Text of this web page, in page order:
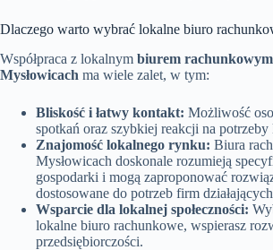
Dlaczego warto wybrać lokalne biuro
Współpraca z lokalnym biurem
Mysłowicach ma wiele zalet, w tym:
Bliskość i łatwy kontakt: Możliwość
spotkań oraz szybkiej reakcji na potrzeby
Znajomość lokalnego rynku: Biura
Mysłowicach doskonale rozumieją
gospodarki i mogą zaproponować
dostosowane do potrzeb firm
Wsparcie dla lokalnej społeczności:
lokalne biuro rachunkowe, wspierasz
przedsiębiorczości.